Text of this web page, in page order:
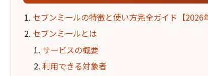
セブンミールの特徴と使い方完全ガイド【2026
セブンミールとは
サービスの概要
利用できる対象者